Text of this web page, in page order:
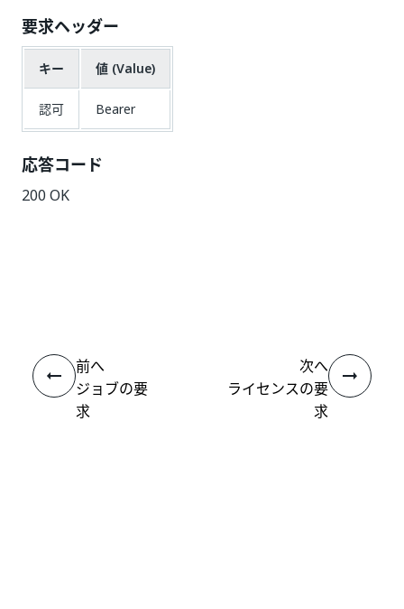
要求ヘッダー
キー 値 (Value)
認可 Bearer
応答コード
200 OK
前へ
ジョブの要
求
次へ
ライセンスの要
求